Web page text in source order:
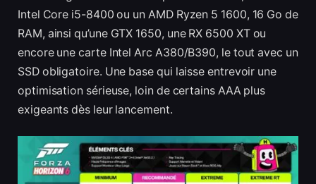
Intel Core i5-8400 ou un AMD Ryzen 5 1600, 16 Go de
RAM, ainsi qu’une GTX 1650, une RX 6500 XT ou
encore une carte Intel Arc A380/B390, le tout avec un
SSD obligatoire. Une base qui laisse entrevoir une
optimisation sérieuse, loin de certains AAA plus
exigeants dès leur lancement.